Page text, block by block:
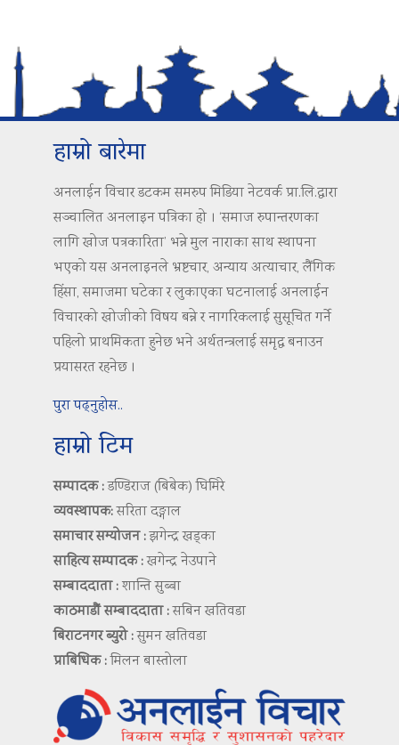
हाम्रो बारेमा
अनलाईन विचार डटकम समरुप मिडिया नेटवर्क प्रा.लि.द्वारा
सञ्चालित अनलाइन पत्रिका हो । ‘समाज रुपान्तरणका
लागि खोज पत्रकारिता’ भन्ने मुल नाराका साथ स्थापना
भएको यस अनलाइनले भ्रष्टचार, अन्याय अत्याचार, लैंगिक
हिंसा, समाजमा घटेका र लुकाएका घटनालाई अनलाईन
विचारको खोजीको विषय बन्ने र नागरिकलाई सुसूचित गर्ने
पहिलो प्राथमिकता हुनेछ भने अर्थतन्त्रलाई समृद्ध बनाउन
प्रयासरत रहनेछ ।
पुरा पढ्नुहोस..
हाम्रो टिम
सम्पादक :डण्डिराज (बिबेक) घिमिरे
व्यवस्थापक:सरिता दङ्गाल
समाचार सम्योजन :झगेन्द्र खड्का
साहित्य सम्पादक :खगेन्द्र नेउपाने
सम्बाददाता :शान्ति सुब्बा
काठमाडौं सम्बाददाता :सबिन खतिवडा
बिराटनगर ब्युरो :सुमन खतिवडा
प्राबिधिक :मिलन बास्तोला